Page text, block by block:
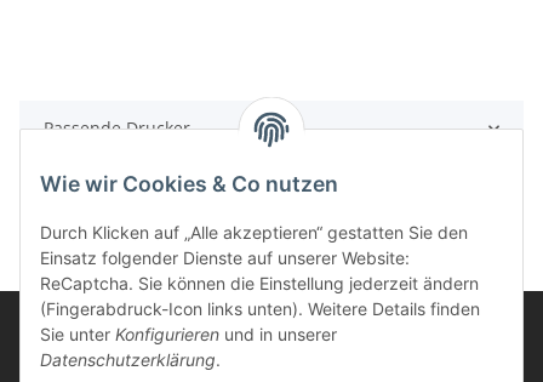
Passende Drucker
Wie wir Cookies & Co nutzen
Durch Klicken auf „Alle akzeptieren“ gestatten Sie den
Einsatz folgender Dienste auf unserer Website:
ReCaptcha. Sie können die Einstellung jederzeit ändern
(Fingerabdruck-Icon links unten). Weitere Details finden
Sie unter Konfigurieren und in unserer
Datenschutzerklärung.